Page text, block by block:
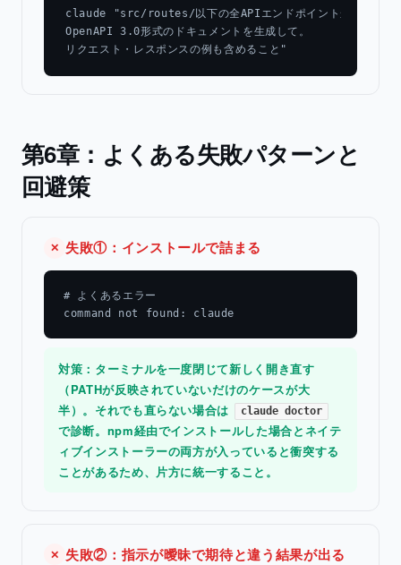
claude "src/routes/以下の全APIエンドポイントから
OpenAPI 3.0形式のドキュメントを生成して。
リクエスト・レスポンスの例も含めること"
第6章：よくある失敗パターンと
回避策
✕ 失敗①：インストールで詰まる
# よくあるエラー
command not found: claude
対策：ターミナルを一度閉じて新しく開き直す
（PATHが反映されていないだけのケースが大
半）。それでも直らない場合は
claude doctor
で診断。npm経由でインストールした場合とネイテ
ィブインストーラーの両方が入っていると衝突する
ことがあるため、片方に統一すること。
✕ 失敗②：指示が曖昧で期待と違う結果が出る